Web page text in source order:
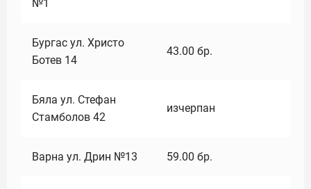
№1
Бургас ул. Христо
Ботев 14
43.00 бр.
Бяла ул. Стефан
Стамболов 42
изчерпан
Варна ул. Дрин №13 59.00 бр.